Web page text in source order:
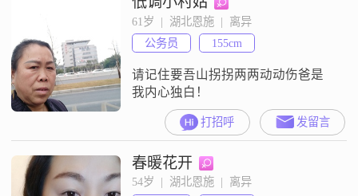
61岁  |  湖北恩施  |  离异
公务员
155cm
请记住要吾山拐拐两两动动伤爸是
我内心独白！
打招呼 发留言
春暖花开
54岁  |  湖北恩施  |  离异